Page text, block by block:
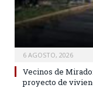
6 AGOSTO, 2026
Vecinos de
proyecto de